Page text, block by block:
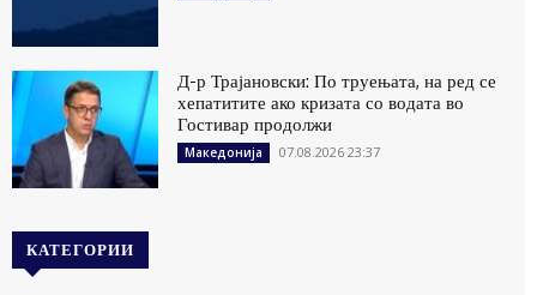
Д-р Трајановски: По труењата, на ред се
хепатитите ако кризата со водата во
Гостивар продолжи
Македонија 07.08.2026 23:37
КАТЕГОРИИ